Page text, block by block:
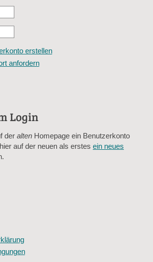
erstellen
anfordern
überprüft, ob Sie ein menschlicher
viele Sternlein stehen
Login
der alten Homepage ein Benutzerkonto
auf der neuen als erstes ein neues